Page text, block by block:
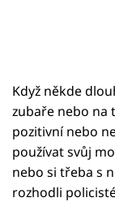
Když někde
zubaře nebo na
pozitivní nebo
používat svůj
nebo si třeba s
rozhodli